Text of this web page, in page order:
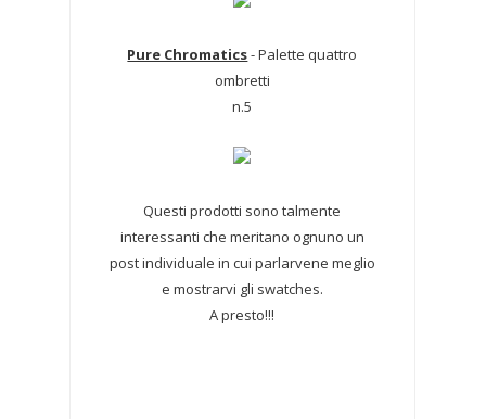
Pure Chromatics- Palette quattro
ombretti
n.5
Questi prodotti sono talmente
interessanti che meritano ognuno un
post individuale in cui parlarvene meglio
e mostrarvi gli swatches.
A presto!!!